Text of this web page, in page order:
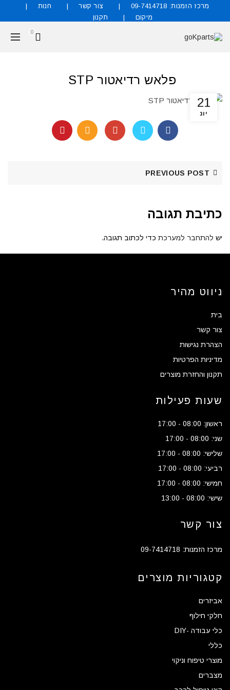
מרכז הזמנות: 09-7414718 צור קשר
חנות
מיקום
תקנון
0
21
יונ
פלאש רדיאטור STP
PREVIOUS POST
כתיבת תגובה
יש להתחבר למערכת כדי לכתוב תגובה.
ניווט מהיר
בית
צור קשר
הצהרת נגישות
מדיניות הפרטיות
תקנון והחזרת מוצרים
שעות פעילות
ראשון: 08:00 - 17:00
שני: 08:00 - 17:00
שלישי: 08:00 - 17:00
רביעי: 08:00 - 17:00
חמישי: 08:00 - 17:00
שישי: 08:00 - 13:00
צור קשר
מרכז הזמנות: 09-7414718
קטגוריות מוצרים
אביזרים
חלקי חילוף
כלי עבודה -DIY
כללי
מוצרי טיפוח וניקוי
מצברים